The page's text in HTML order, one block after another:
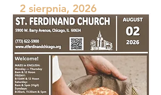
2 sierpnia, 2026